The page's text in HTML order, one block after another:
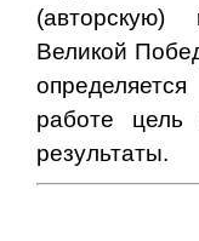
Великой
работе
результаты.